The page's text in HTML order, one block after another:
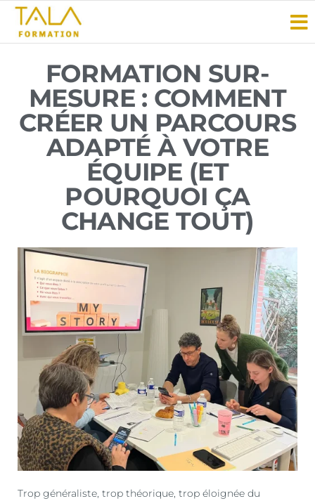
Formation
le
faire ?
Faites-
le
savoir
!
FORMATION SUR-
MESURE : COMMENT
CRÉER UN PARCOURS
ADAPTÉ À VOTRE
ÉQUIPE (ET
POURQUOI ÇA
CHANGE TOUT)
Trop généraliste, trop théorique, trop éloignée du